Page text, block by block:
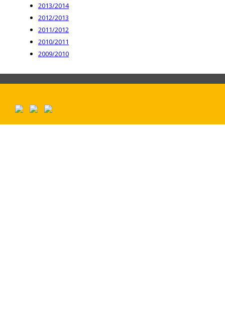
2013/2014
2012/2013
2011/2012
2010/2011
2009/2010